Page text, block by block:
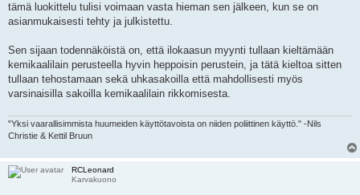
tämä luokittelu tulisi voimaan vasta hieman sen jälkeen, kun se on
asianmukaisesti tehty ja julkistettu.
Sen sijaan todennäköistä on, että ilokaasun myynti tullaan kieltämään
kemikaalilain perusteella hyvin heppoisin perustein, ja tätä kieltoa sitten
tullaan tehostamaan sekä uhkasakoilla että mahdollisesti myös
varsinaisilla sakoilla kemikaalilain rikkomisesta.
"Yksi vaarallisimmista huumeiden käyttötavoista on niiden poliittinen käyttö." -Nils
Christie & Kettil Bruun
RCLeonard
Karvakuono